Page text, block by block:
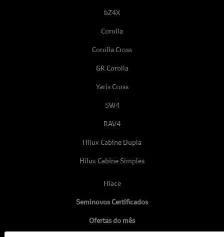
bZ4X
Corolla
Corolla Cross
GR Corolla
Yaris Cross
SW4
RAV4
Hilux Cabine Dupla
Hilux Cabine Simples
Hiace
Seminovos Certificados
Ofertas do mês